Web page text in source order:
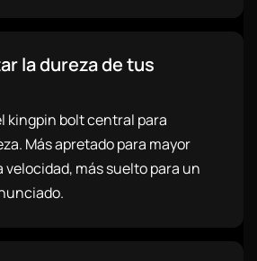
la dureza de tus
kingpin bolt central para
Más apretado para mayor
velocidad, más suelto para un